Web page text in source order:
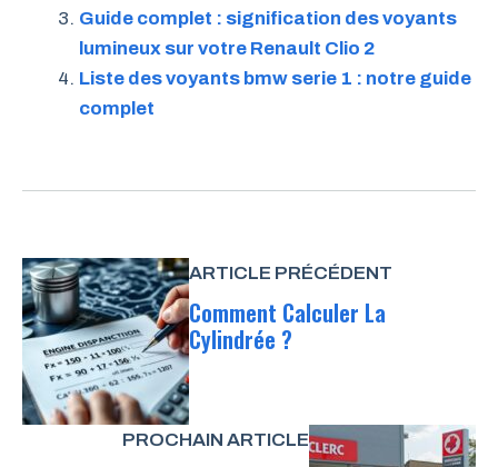
Guide complet : signification des voyants
lumineux sur votre Renault Clio 2
Liste des voyants bmw serie 1 : notre guide
complet
ARTICLE PRÉCÉDENT
Comment Calculer La
Cylindrée ?
PROCHAIN ARTICLE